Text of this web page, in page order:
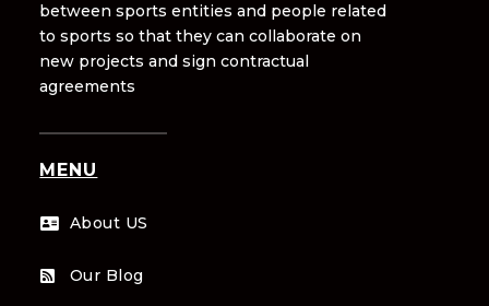
between sports entities and people related
to sports so that they can collaborate on
new projects and sign contractual
agreements
MENU
 About US
 Our Blog